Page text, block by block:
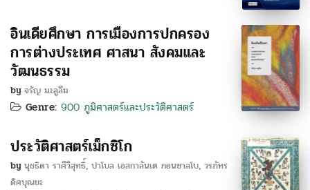
อินเดียศึกษา การเมืองการปกครอง
การต่างประเทศ ศาสนา สังคมและ
วัฒนธรรม
by จรัญ มะลูลีม
Genre: 900 ภูมิศาสตร์และประวัติศาสตร์
ประวัติศาสตร์เม็กซิโก
by นุชธิดา ราศีวิสุทธิ์, ปาโบล เอสกาลันเต กอนซาลโบ, วรภัทร
ดิศบุณยะ